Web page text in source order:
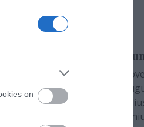
on
klezmeren
Zrt.
2020
2020
2020
2020